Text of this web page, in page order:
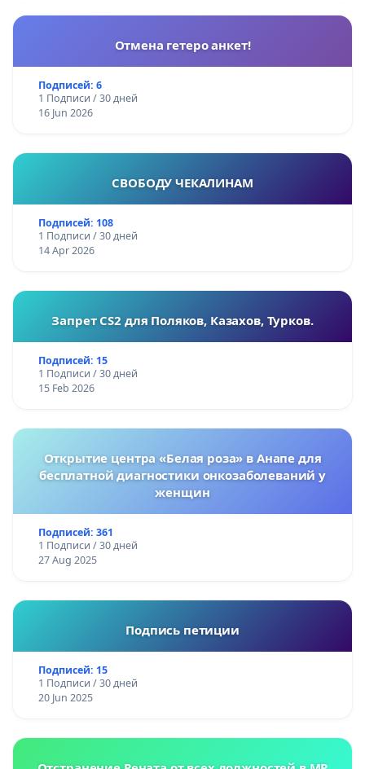
Отмена гетеро анкет!
Подписей: 6
1 Подписи / 30 дней
16 Jun 2026
СВОБОДУ ЧЕКАЛИНАМ
Подписей: 108
1 Подписи / 30 дней
14 Apr 2026
Запрет CS2 для Поляков, Казахов, Турков.
Подписей: 15
1 Подписи / 30 дней
15 Feb 2026
Открытие центра «Белая роза» в Анапе для
бесплатной диагностики онкозаболеваний у
женщин
Подписей: 361
1 Подписи / 30 дней
27 Aug 2025
Подпись петиции
Подписей: 15
1 Подписи / 30 дней
20 Jun 2025